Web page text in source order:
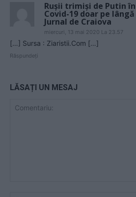
Rușii trimiși de Putin
Covid-19 doar pe
Jurnal de Craiova
miercuri, 13 mai 2020 La 23.57
[…] Sursa : Ziaristii.Com […]
Răspundeți
LĂSAȚI UN MESAJ